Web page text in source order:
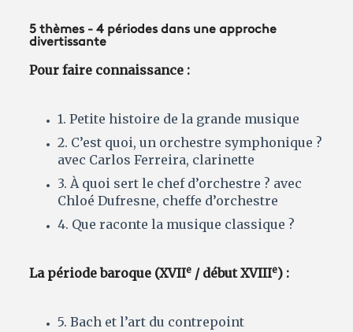
5 thèmes - 4 périodes dans une approche
divertissante
Pour faire connaissance :
1. Petite histoire de la grande musique
2. C’est quoi, un orchestre symphonique ?
avec Carlos Ferreira, clarinette
3. À quoi sert le chef d’orchestre ? avec
Chloé Dufresne, cheffe d’orchestre
4. Que raconte la musique classique ?
La période baroque (XVIIe / début XVIIIe) :
5. Bach et l’art du contrepoint